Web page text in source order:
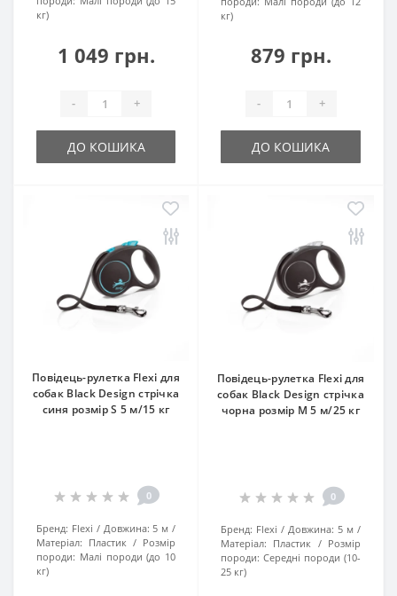
кг)
1 049 грн.
- +
ДО КОШИКА
кг)
879 грн.
- +
ДО КОШИКА
Повідець-рулетка Flexi для
собак Black Design стрічка
синя розмір S 5 м/15 кг
0
Бренд: Flexi Довжина: 5 м
Матеріал: Пластик
Розмір
породи: Малі породи (до 10
кг)
Повідець-рулетка Flexi для
собак Black Design стрічка
чорна розмір M 5 м/25 кг
0
Бренд: Flexi Довжина: 5 м
Матеріал: Пластик
Розмір
породи: Середні породи (10-
25 кг)